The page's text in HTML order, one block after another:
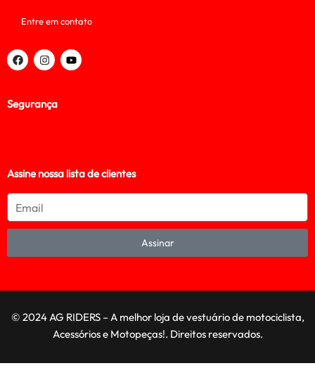
Entre em contato
Segurança
Assine nossa lista de clientes
Assinar
© 2024 AG RIDERS – A melhor loja de vestuário de motociclista,
Acessórios e Motopeças!. Direitos reservados.